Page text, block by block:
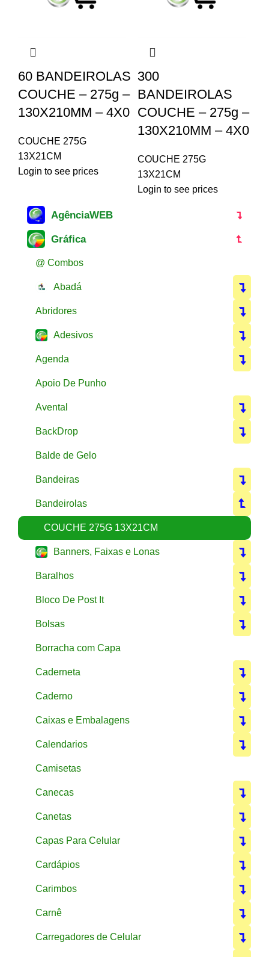
60 BANDEIROLAS
COUCHE – 275g –
130X210MM – 4X0
COUCHE 275G
13X21CM
Login to see prices
300
BANDEIROLAS
COUCHE – 275g –
130X210MM – 4X0
COUCHE 275G
13X21CM
Login to see prices
AgênciaWEB
Gráfica
@ Combos
Abadá
Abridores
Adesivos
Agenda
Apoio De Punho
Avental
BackDrop
Balde de Gelo
Bandeiras
Bandeirolas
COUCHE 275G 13X21CM
Banners, Faixas e Lonas
Baralhos
Bloco De Post It
Bolsas
Borracha com Capa
Caderneta
Caderno
Caixas e Embalagens
Calendarios
Camisetas
Canecas
Canetas
Capas Para Celular
Cardápios
Carimbos
Carnê
Carregadores de Celular